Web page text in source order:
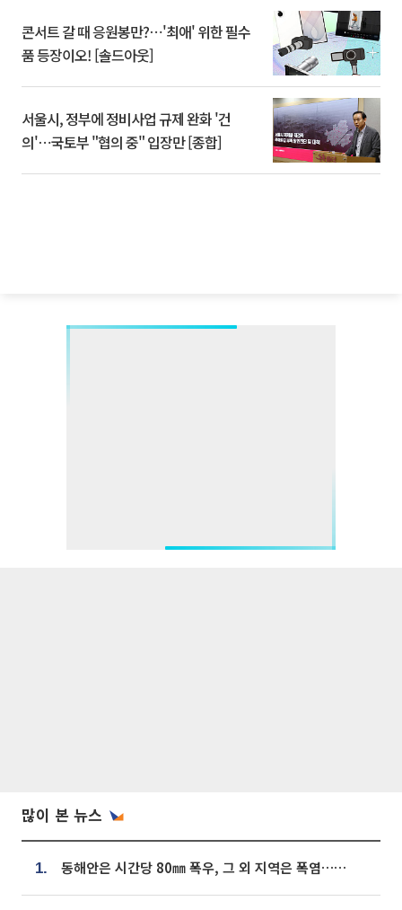
콘서트 갈 때 응원봉만?⋯'최애' 위한 필수
품 등장이오! [솔드아웃]
서울시, 정부에 정비사업 규제 완화 '건
의'⋯국토부 "협의 중" 입장만 [종합]
많이 본 뉴스
1. 동해안은 시간당 80㎜ 폭우, 그 외 지역은 폭염…‘극과 극 날씨’